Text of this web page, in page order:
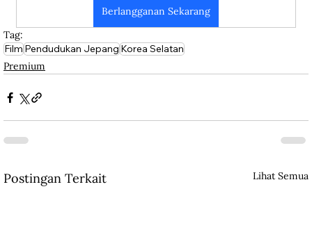
Berlangganan Sekarang
Tag:
FilmPendudukan JepangKorea Selatan
Premium
Postingan Terkait Lihat Semua